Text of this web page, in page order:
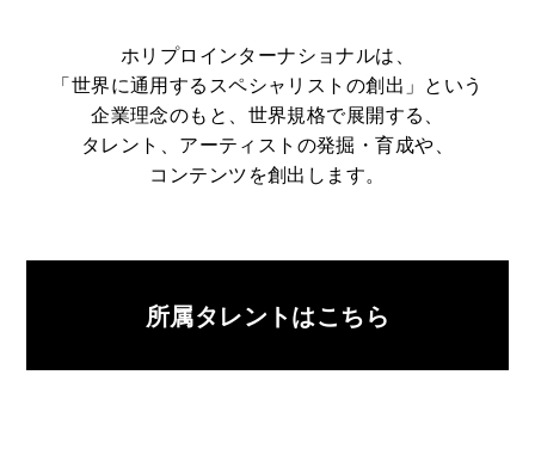
ホリプロインターナショナルは、
「世界に通用するスペシャリストの創出」という
企業理念のもと、世界規格で展開する、
タレント、アーティストの発掘・育成や、
コンテンツを創出します。
所属タレントはこちら